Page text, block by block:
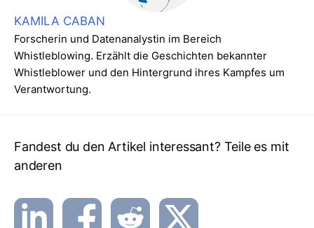
KAMILA CABAN
Forscherin und Datenanalystin im Bereich
Whistleblowing. Erzählt die Geschichten bekannter
Whistleblower und den Hintergrund ihres Kampfes um
Verantwortung.
Fandest du den Artikel interessant? Teile es mit
anderen